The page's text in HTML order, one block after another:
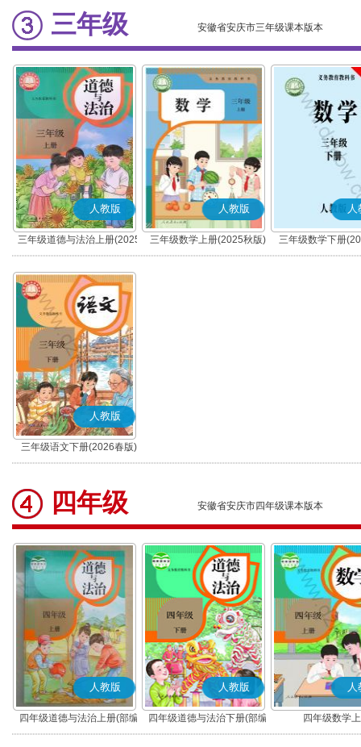
三年级 安徽省安庆市三年级课本版本
人教版
三年级道德与法治上册(2025
秋版)(部编版)
人教版
三年级数学上册(2025秋版)
人
三年级数学下册
人教版
三年级语文下册(2026春版)
(部编版)
四年级 安徽省安庆市四年级课本版本
人教版
四年级道德与法治上册(部编
版)
人教版
四年级道德与法治下册(部编
版)
人
四年级数学